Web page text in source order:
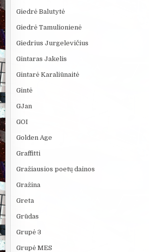
Giedrė Balutytė
Giedrė Tamulionienė
Giedrius Jurgelevičius
Gintaras Jakelis
Gintarė Karaliūnaitė
Gintė
GJan
GOI
Golden Age
Graffitti
Gražiausios poetų dainos
Gražina
Greta
Grūdas
Grupė 3
Grupė MES